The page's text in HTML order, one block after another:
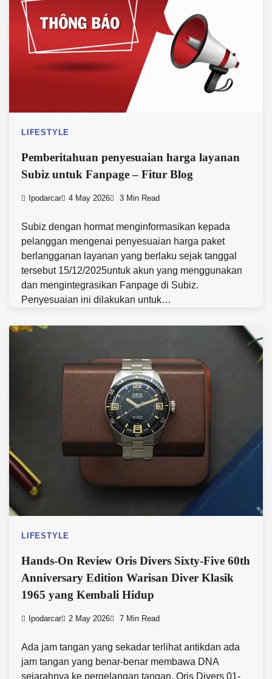
LIFESTYLE
Pemberitahuan penyesuaian harga layanan
Subiz untuk Fanpage – Fitur Blog
Ipodarcar 4 May 2026 3 Min Read
Subiz dengan hormat menginformasikan kepada
pelanggan mengenai penyesuaian harga paket
berlangganan layanan yang berlaku sejak tanggal
tersebut 15/12/2025untuk akun yang menggunakan
dan mengintegrasikan Fanpage di Subiz.
Penyesuaian ini dilakukan untuk…
LIFESTYLE
Hands-On Review Oris Divers Sixty-Five 60th
Anniversary Edition Warisan Diver Klasik
1965 yang Kembali Hidup
Ipodarcar 2 May 2026 7 Min Read
Ada jam tangan yang sekadar terlihat antikdan ada
jam tangan yang benar-benar membawa DNA
sejarahnya ke pergelangan tangan. Oris Divers 01-